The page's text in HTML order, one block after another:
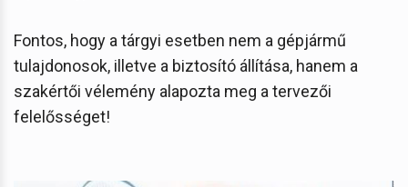
Fontos, hogy a tárgyi esetben nem a gépjármű
tulajdonosok, illetve a biztosító állítása, hanem a
szakértői vélemény alapozta meg a tervezői
felelősséget!